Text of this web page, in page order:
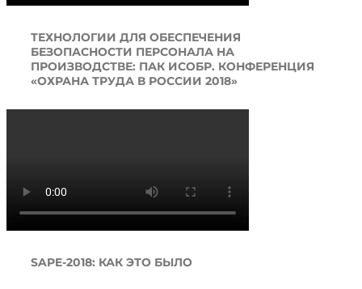
ТЕХНОЛОГИИ ДЛЯ ОБЕСПЕЧЕНИЯ
БЕЗОПАСНОСТИ ПЕРСОНАЛА НА
ПРОИЗВОДСТВЕ: ПАК ИСОБР. КОНФЕРЕНЦИЯ
«ОХРАНА ТРУДА В РОССИИ 2018»
SAPE-2018: КАК ЭТО БЫЛО